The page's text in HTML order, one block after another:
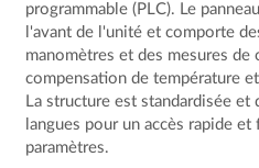
programmable (PLC). Le
l'avant de l'unité et comporte
manomètres et des mesures de
compensation de température
La structure est standardisée et
langues pour un accès rapide et
paramètres.